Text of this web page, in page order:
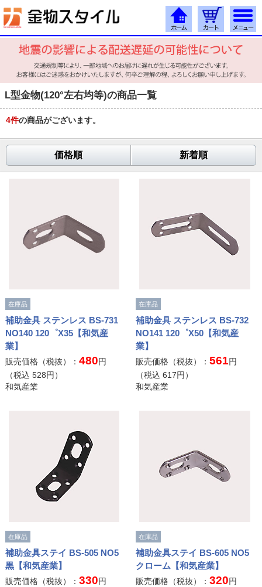
L型金物(120°左右均等)の商品一覧
4件の商品がございます。
価格順 新着順
在庫品
補助金具 ステンレス BS-731
NO140 120゜X35【和気産
業】
販売価格（税抜）： 480円
（税込 528円）
和気産業
在庫品
補助金具 ステンレス BS-732
NO141 120゜X50【和気産
業】
販売価格（税抜）：561円
（税込617円）
和気産業
在庫品
補助金具ステイ BS-505 NO5
黒【和気産業】
販売価格（税抜）： 330円
在庫品
補助金具ステイ BS-605 NO5
クローム【和気産業】
販売価格（税抜）：320円